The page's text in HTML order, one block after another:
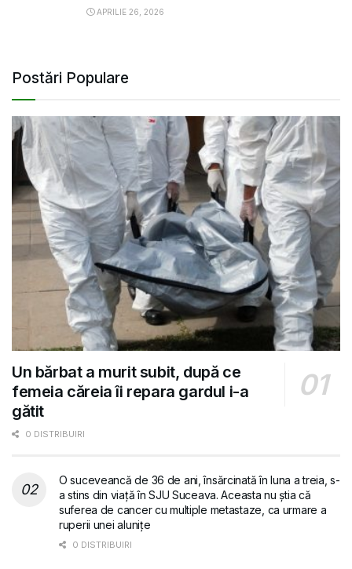
APRILIE 26, 2026
Postări Populare
Un bărbat a murit subit, după ce
femeia căreia îi repara gardul i-a
gătit
0 DISTRIBUIRI
O suceveancă de 36 de ani, însărcinată în luna a treia, s-
a stins din viață în SJU Suceava. Aceasta nu știa că
suferea de cancer cu multiple metastaze, ca urmare a
ruperii unei alunițe
0 DISTRIBUIRI